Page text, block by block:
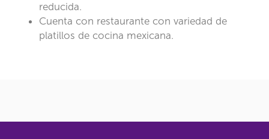
reducida.
Cuenta con restaurante con variedad de
platillos de cocina mexicana.